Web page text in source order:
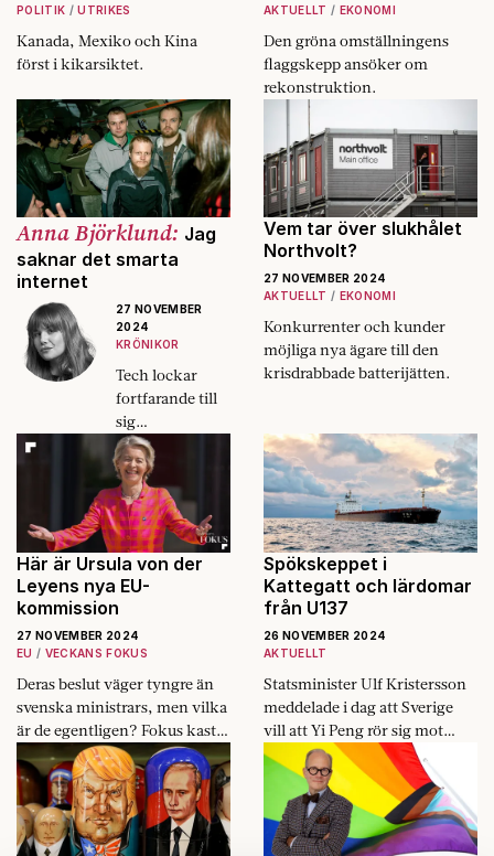
POLITIK
UTRIKES
Kanada, Mexiko och Kina
först i kikarsiktet.
AKTUELLT
EKONOMI
Den gröna omställningens
flaggskepp ansöker om
rekonstruktion.
Anna Björklund: Jag
saknar det smarta
internet
27 NOVEMBER
2024
KRÖNIKOR
Tech lockar
fortfarande till
sig
smartskallar,
men inte av
samma skäl. Jag
saknar de
pundiga
ljusskygga
halvautisterna.
Vem tar över slukhålet
Northvolt?
27 NOVEMBER 2024
AKTUELLT
EKONOMI
Konkurrenter och kunder
möjliga nya ägare till den
krisdrabbade batterijätten.
Här är Ursula von der
Leyens nya EU-
kommission
27 NOVEMBER 2024
EU
VECKANS FOKUS
Deras beslut väger tyngre än
svenska ministrars, men vilka
är de egentligen? Fokus kastar
ljus över den nya
könskvoterade EU-
kommissionen.
Spökskeppet i
Kattegatt och lärdomar
från U137
26 NOVEMBER 2024
AKTUELLT
Statsminister Ulf Kristersson
meddelade i dag att Sverige
vill att Yi Peng rör sig mot
svenskt vatten.